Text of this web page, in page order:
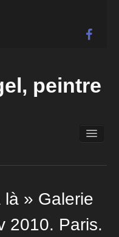
peintre
» Galerie
2010. Paris.